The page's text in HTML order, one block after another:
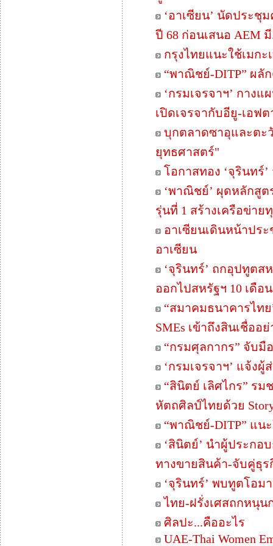
‘อาเซียน’ นัดประ
ปี 68 ก่อนเสนอ AEM
กรุงไทยแนะใช้เมก
“พาณิชย์-DITP” ผลั
‘กรมเจรจาฯ’ กาง
เปิดเจรจากับอียู-เอฟต
บุกตลาดซาอุและตะ
ยุทธศาสตร์"
โอกาสทอง ‘จุรินทร์
‘พาณิชย์’ ผุดหลักสูต
รุ่นที่ 1 สร้างเครือข่า
อาเซียนเดินหน้าปร
อาเซียน
‘จุรินทร์’ ถกอุปทูตส
ออกไปสหรัฐฯ 10 เดือ
“สมาคมธนาคารไท
SMEs เข้าถึงสินเชื่ออ
“กรมศุลกากร” จับมื
‘กรมเจรจาฯ’ แจ้ง
“สินิตย์ เลิศไกร” ร
หัตถศิลป์ไทยด้วย
“พาณิชย์-DITP” แน
‘สินิตย์’ นำผู้ประกอ
ทางขายสินค้า-จับคู่ธุร
‘จุรินทร์’ พบทูตโอม
ไทย-ฝรั่งเศสถกหนุน
ศิลปะ...คืออะไร
UAE-Thai Women